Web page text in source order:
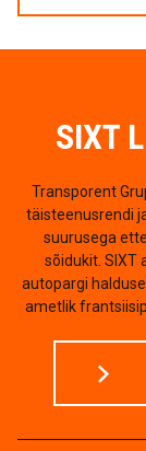
SIXT
Transporent
täisteenusrendi
suurusega
sõidukit. SIXT
autopargi
ametlik